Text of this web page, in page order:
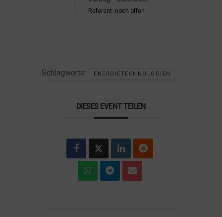
Referent: noch offen
Schlagworte: ENERGIETECHNOLOGIEN
DIESES EVENT TEILEN